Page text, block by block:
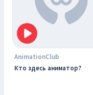
AnimationClub
Кто здесь аниматор?